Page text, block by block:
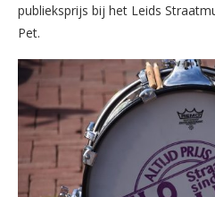
publieksprijs bij het Leids
Pet.